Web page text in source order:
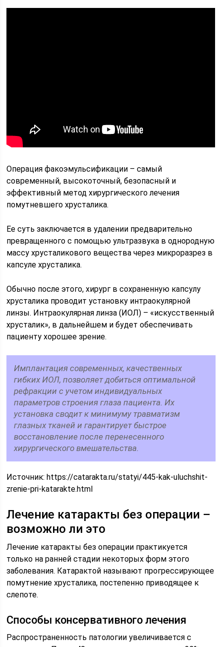
Операция факоэмульсификации – самый
современный, высокоточный, безопасный и
эффективный метод хирургического лечения
помутневшего хрусталика.
Ее суть заключается в удалении предварительно
превращенного с помощью ультразвука в однородную
массу хрусталикового вещества через микроразрез в
капсуле хрусталика.
Обычно после этого, хирург в сохраненную капсулу
хрусталика проводит установку интраокулярной
линзы. Интраокулярная линза (ИОЛ) – «искусственный
хрусталик», в дальнейшем и будет обеспечивать
пациенту хорошее зрение.
Имплантация современных, качественных
гибких ИОЛ, позволяет добиться оптимальной
рефракции с учетом индивидуальных
параметров строения глаза пациента. Их
установка сводит к минимуму травматизм
глазных тканей и гарантирует быстрое
восстановление после перенесенного
хирургического вмешательства.
Источник:https://catarakta.ru/statyi/445-kak-uluchshit-
zrenie-pri-katarakte.html
Лечение катаракты без операции –
возможно ли это
Лечение катаракты без операции практикуется
только на ранней стадии некоторых форм этого
заболевания. Катарактой называют прогрессирующее
помутнение хрусталика, постепенно приводящее к
слепоте.
Способы консервативного лечения
Распространенность патологии увеличивается с